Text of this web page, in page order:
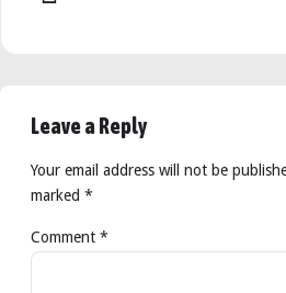
Leave a Reply
Your email address will not be
marked *
Comment *